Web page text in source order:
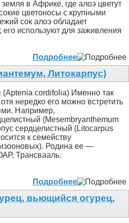
в Африке, где алоэ цветут
цветоносы с крупными
сок алоэ обладает
используют для заживления
Подробнее
Литокарпус)
(Aptenia cordifolia) Именно так
нередко его можно встретить
Например,
(Mesembryanthemum
сердцелистный (Litocarpus
к семейству
Родина ее —
Трансвааль.
Подробнее
вьющийся огурец,